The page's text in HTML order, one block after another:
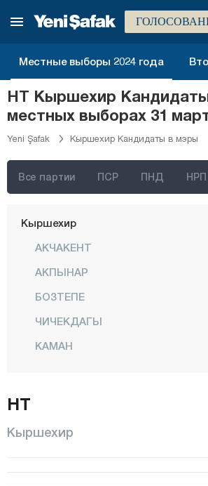
Местные выборы 2024 года
НТ Кыршехир
местных выборах 31
Yeni Şafak Кыршехир Кандидаты в мэры
Все партии ПСР ПНД НРП
Карабюк
Караман
Карс
Кастамону
Кайсери
Килис
Кыркларэли
Кыршехир
АКЧАКЕНТ
АКПЫНАР
БОЗТЕПЕ
ЧИЧЕКДАГЫ
КАМАН
МУДЖУР
НТ
Кыршехир